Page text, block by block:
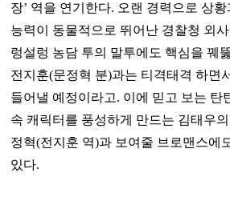
장’ 역을 연기한다. 오랜 경력으로 상
능력이 동물적으로 뛰어난 경찰청 외
렁설렁 농담 투의 말투에도 핵심을 꿰
전지훈(문정혁 분)과는 티격태격 하면
들어낼 예정이라고. 이에 믿고 보는 탄
속 캐릭터를 풍성하게 만드는 김태우
정혁(전지훈 역)과 보여줄 브로맨스에
있다.